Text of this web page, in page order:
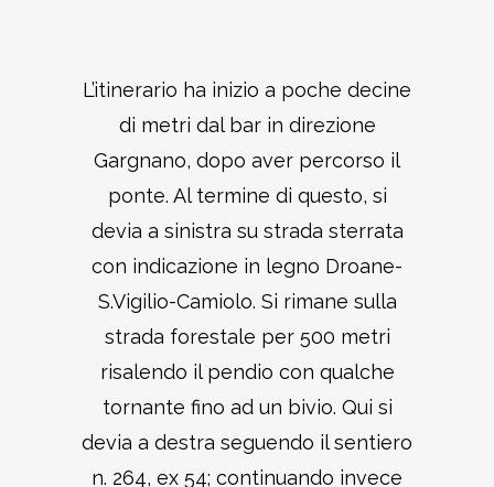
L’itinerario ha inizio a poche decine
di metri dal bar in direzione
Gargnano, dopo aver percorso il
ponte. Al termine di questo, si
devia a sinistra su strada sterrata
con indicazione in legno Droane-
S.Vigilio-Camiolo. Si rimane sulla
strada forestale per 500 metri
risalendo il pendio con qualche
tornante fino ad un bivio. Qui si
devia a destra seguendo il sentiero
n. 264, ex 54; continuando invece